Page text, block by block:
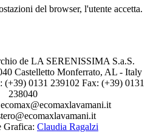
del browser, l'utente accetta.
de LA SERENISSIMA S.a.S.
Castelletto Monferrato, AL - Italy
(+39) 0131 239102 Fax: (+39) 0131
238040
Grafica: Claudia Ragalzi